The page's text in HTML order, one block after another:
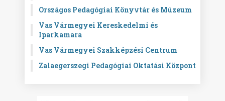
Országos Pedagógiai Könyvtár és Múzeum
Vas Vármegyei Kereskedelmi és
Iparkamara
Vas Vármegyei Szakképzési Centrum
Zalaegerszegi Pedagógiai Oktatási Központ